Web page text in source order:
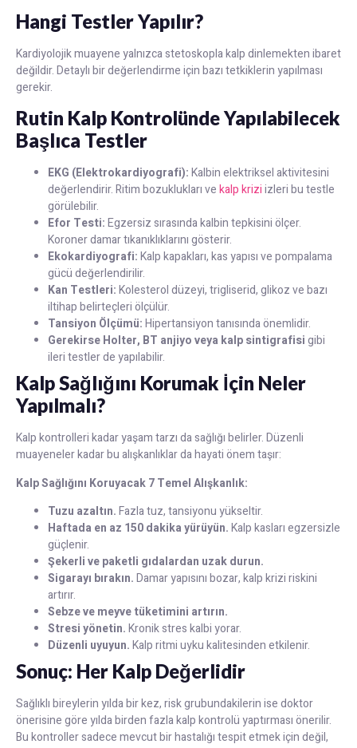
Hangi Testler Yapılır?
Kardiyolojik muayene yalnızca stetoskopla kalp dinlemekten ibaret
değildir. Detaylı bir değerlendirme için bazı tetkiklerin yapılması
gerekir.
Rutin Kalp Kontrolünde Yapılabilecek
Başlıca Testler
EKG (Elektrokardiyografi):Kalbin elektriksel aktivitesini
değerlendirir. Ritim bozuklukları vekalp kriziizleri bu testle
görülebilir.
Efor Testi:Egzersiz sırasında kalbin tepkisini ölçer.
Koroner damar tıkanıklıklarını gösterir.
Ekokardiyografi:Kalp kapakları, kas yapısı ve pompalama
gücü değerlendirilir.
Kan Testleri:Kolesterol düzeyi, trigliserid, glikoz ve bazı
iltihap belirteçleri ölçülür.
Tansiyon Ölçümü:Hipertansiyon tanısında önemlidir.
Gerekirse Holter, BT anjiyo veya kalp sintigrafisigibi
ileri testler de yapılabilir.
Kalp Sağlığını Korumak İçin Neler
Yapılmalı?
Kalp kontrolleri kadar yaşam tarzı da sağlığı belirler. Düzenli
muayeneler kadar bu alışkanlıklar da hayati önem taşır:
Kalp Sağlığını Koruyacak 7 Temel Alışkanlık:
Tuzu azaltın.Fazla tuz, tansiyonu yükseltir.
Haftada en az 150 dakika yürüyün.Kalp kasları egzersizle
güçlenir.
Şekerli ve paketli gıdalardan uzak durun.
Sigarayı bırakın.Damar yapısını bozar, kalp krizi riskini
artırır.
Sebze ve meyve tüketimini artırın.
Stresi yönetin.Kronik stres kalbi yorar.
Düzenli uyuyun.Kalp ritmi uyku kalitesinden etkilenir.
Sonuç: Her Kalp Değerlidir
Sağlıklı bireylerin yılda bir kez, risk grubundakilerin ise doktor
önerisine göre yılda birden fazla kalp kontrolü yaptırması önerilir.
Bu kontroller sadece mevcut bir hastalığı tespit etmek için değil,